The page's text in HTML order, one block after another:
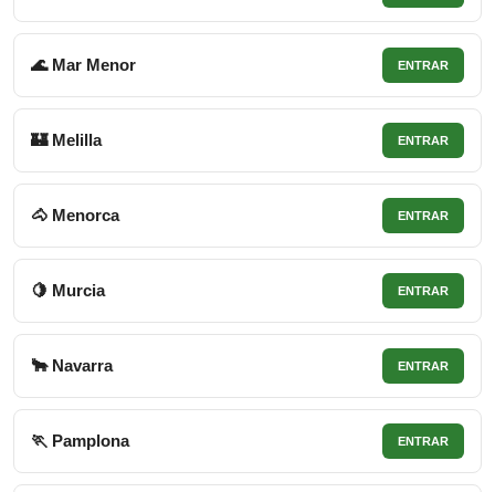
🌊 Mar Menor ENTRAR
🏰 Melilla ENTRAR
🐴 Menorca ENTRAR
🍋 Murcia ENTRAR
🐂 Navarra ENTRAR
🏃 Pamplona ENTRAR